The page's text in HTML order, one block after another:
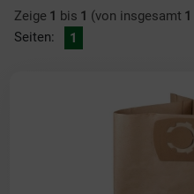
Zeige 1 bis 1 (von insgesamt 1
Seiten:
1